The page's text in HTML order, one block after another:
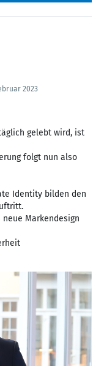
2023
gelebt wird, ist
folgt nun also
Identity bilden den
Markendesign